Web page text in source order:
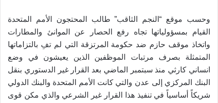
وحسب موقع “النجم الثاقب” طالب المحتجون الأمم المتحدة
القيام بمسؤولياتها تجاه رفع الحصار عن الموانئ والمطارات
واتخاذ موقف حازم ضد حكومة المرتزقة التي لم تفِ بالتزاماتها
المتمثلة بصرف مرتبات الموظفين الذين يعيشون في وضع
انساني كارثي منذ سبتمبر الماضي بعد القرار غير الدستوري بنقل
البنك المركزي إلى عدن والتي كانت الأمم المتحدة والبنك الدولي
شريكاً أساسياً في تنفيذ هذا القرار غير الشرعي والذي مكن قوى